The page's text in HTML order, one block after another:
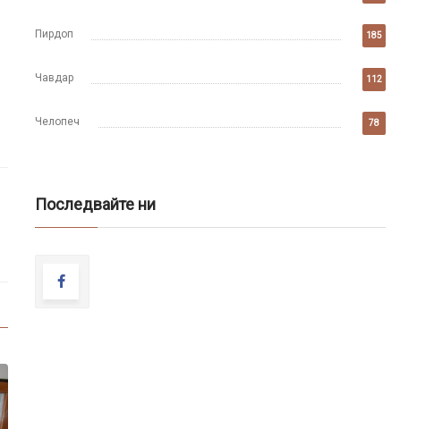
Пирдоп 185
Чавдар 112
Челопеч 78
Последвайте ни